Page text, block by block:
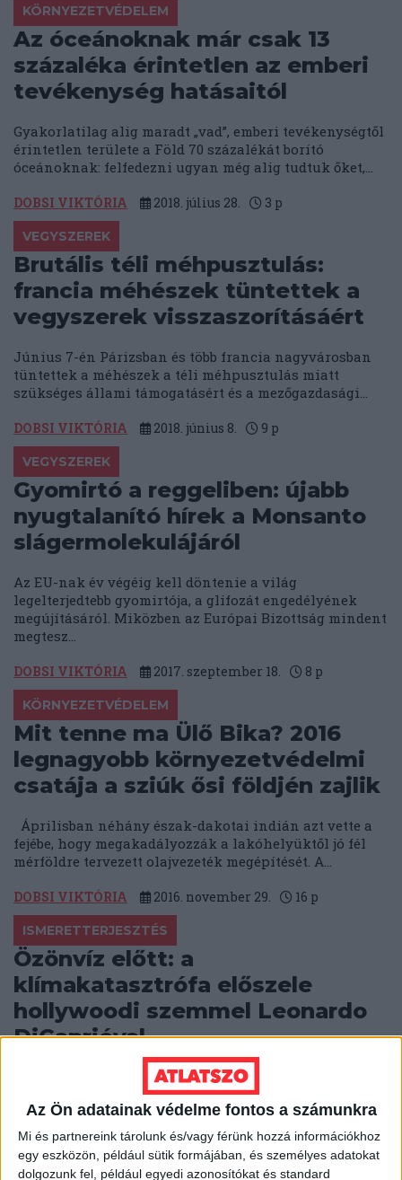
Az Ön adatainak védelme fontos a számunkra
Mi és partnereink tárolunk és/vagy férünk hozzá információkhoz
egy eszközön, például sütik formájában, és személyes adatokat
dolgozunk fel, például egyedi azonosítókat és standard
KÖRNYEZETVÉDELEM
Az óceánoknak már csak 13
százaléka érintetlen az emberi
tevékenység hatásaitól
Gyakorlatilag alig maradt „vad”, emberi tevékenységtől
érintetlen területe a Föld 70 százalékát borító
óceánoknak: felfedezni ugyan még alig tudtuk őket,...
DOBSI VIKTÓRIA 2018. július 28. 3 p
VEGYSZEREK
Brutális téli méhpusztulás:
francia méhészek tüntettek a
vegyszerek visszaszorításáért
Június 7-én Párizsban és több francia nagyvárosban
tüntettek a méhészek a téli méhpusztulás miatt
szükséges állami támogatásért és a mezőgazdasági...
DOBSI VIKTÓRIA 2018. június 8. 9 p
VEGYSZEREK
Gyomirtó a reggeliben: újabb
nyugtalanító hírek a Monsanto
slágermolekulájáról
Az EU-nak év végéig kell döntenie a világ
legelterjedtebb gyomirtója, a glifozát engedélyének
megújításáról. Miközben az Európai Bizottság mindent
megtesz...
DOBSI VIKTÓRIA 2017. szeptember 18. 8 p
KÖRNYEZETVÉDELEM
Mit tenne ma Ülő Bika? 2016
legnagyobb környezetvédelmi
csatája a sziúk ősi földjén zajlik
Áprilisban néhány észak-dakotai indián azt vette a
fejébe, hogy megakadályozzák a lakóhelyüktől jó fél
mérföldre tervezett olajvezeték megépítését. A...
DOBSI VIKTÓRIA 2016. november 29. 16 p
ISMERETTERJESZTÉS
Özönvíz előtt: a
klímakatasztrófa előszele
hollywoodi szemmel Leonardo
DiCaprióval
A sztárszínész Leonardo DiCaprio az ENSZ
jószolgálati nagyköveteként a klímaváltozás mindent
felforgató jelenségéről készített egy egyedülálló filmet.
Bejárta a...
VÁGÓ GÁBOR 2016. november 2. 2